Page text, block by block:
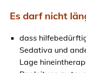
Es darf nicht
dass
Sedativa und
Lage